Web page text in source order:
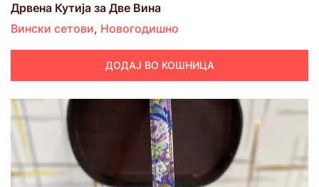
Дрвена Кутија за Две Вина
Вински сетови, Новогодишно
ДОДАЈ ВО КОШНИЦА